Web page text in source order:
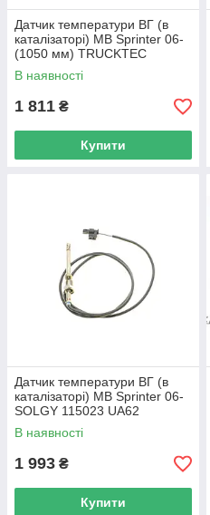
Датчик температури ВГ (в
каталізаторі) MB Sprinter 06-
(1050 мм) TRUCKTEC
AUTOMOTIVE 02.17.098
UA62
В наявності
1 811 ₴
Купити
Датчик температури ВГ (в
каталізаторі) MB Sprinter 06-
SOLGY 115023 UA62
В наявності
1 993 ₴
Купити